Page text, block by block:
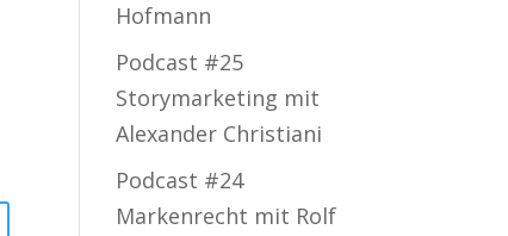
Hofmann
Podcast #25
Storymarketing mit
Alexander Christiani
Podcast #24
Markenrecht mit Rolf